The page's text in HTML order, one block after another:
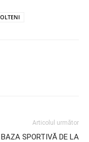
Articolul următor
BAZA SPORTIVĂ DE LA